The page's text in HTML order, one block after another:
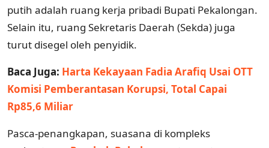
putih adalah ruang kerja pribadi Bupati Pekalongan.
Selain itu, ruang Sekretaris Daerah (Sekda) juga
turut disegel oleh penyidik.
Baca Juga: Harta Kekayaan Fadia Arafiq Usai OTT
Komisi Pemberantasan Korupsi, Total Capai
Rp85,6 Miliar
Pasca-penangkapan, suasana di kompleks